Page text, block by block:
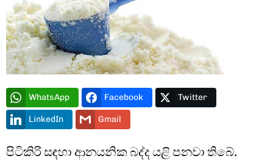
WhatsApp Facebook Twitter
LinkedIn Gmail
පිටිකිරි සඳහා ආනයනික බද්ද යළි පනවා තිබේ.